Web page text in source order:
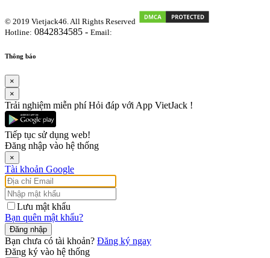
© 2019 Vietjack46. All Rights Reserved
Hotline: 0842834585 - Email:
Thông báo
×
×
Trải nghiệm miễn phí Hỏi đáp với App VietJack !
Tiếp tục sử dụng web!
Đăng nhập vào hệ thống
×
Tài khoản Google
Lưu mật khẩu
Bạn quên mật khẩu?
Đăng nhập
Bạn chưa có tài khoản? Đăng ký ngay
Đăng ký vào hệ thống